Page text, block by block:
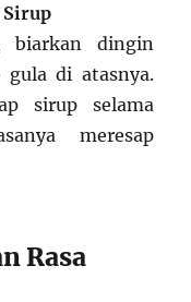
Sirup
biarkan dingin
di atasnya.
sirup selama
meresap
Rasa